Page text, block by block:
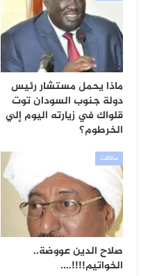
ماذا يحمل مستشار رئيس
دولة جنوب السودان توت
قلواك في زيارته اليوم إلي
الخرطوم؟
مقالات
صلاح الدين عووضة..
الخواتيم!!!!….